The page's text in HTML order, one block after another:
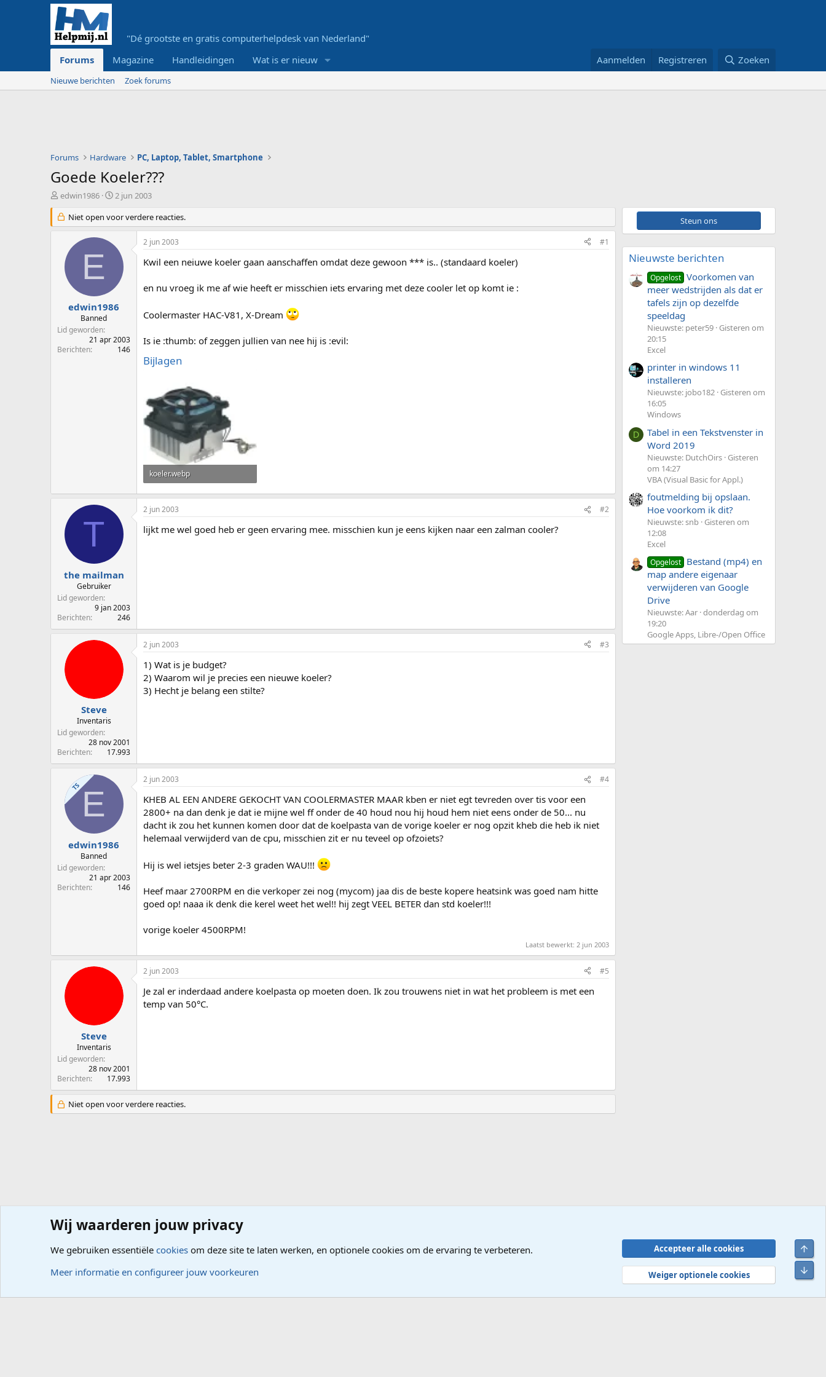
"Dé grootste en gratis computerhelpdesk van Nederland"
Forums
Magazine Handleidingen Wat is er nieuw Aanmelden Registreren Zoeken
Nieuwe berichten Zoek forums
Forums Hardware PC, Laptop, Tablet, Smartphone
Goede Koeler???
O
d
e
r
e
edwin1986
S
a
r
d
u
2 jun 2003
Niet open voor verdere reacties.
E
edwin1986
Banned
Lid geworden
21 apr 2003
Berichten
146
2 jun 2003 #1
Kwil een neiuwe koeler gaan aanschaffen omdat deze gewoon *** is.. (standaard koeler)
en nu vroeg ik me af wie heeft er misschien iets ervaring met deze cooler let op komt ie :
Coolermaster HAC-V81, X-Dream
Is ie :thumb: of zeggen jullien van nee hij is :evil:
Bijlagen
koeler.webp
11,8 KB · Weergaven: 52
T
the mailman
Gebruiker
Lid geworden
9 jan 2003
Berichten
246
2 jun 2003 #2
lijkt me wel goed heb er geen ervaring mee. misschien kun je eens kijken naar een zalman cooler?
Steve
Inventaris
Lid geworden
28 nov 2001
Berichten
17.993
2 jun 2003 #3
1) Wat is je budget?
2) Waarom wil je precies een nieuwe koeler?
3) Hecht je belang een stilte?
TS E
edwin1986
Banned
Lid geworden
21 apr 2003
Berichten
146
2 jun 2003 #4
KHEB AL EEN ANDERE GEKOCHT VAN COOLERMASTER MAAR kben er niet egt tevreden over tis voor een
2800+ na dan denk je dat ie mijne wel ff onder de 40 houd nou hij houd hem niet eens onder de 50... nu
dacht ik zou het kunnen komen door dat de koelpasta van de vorige koeler er nog opzit kheb die heb ik niet
helemaal verwijderd van de cpu, misschien zit er nu teveel op ofzoiets?
Hij is wel ietsjes beter 2-3 graden WAU!!!
Heef maar 2700RPM en die verkoper zei nog (mycom) jaa dis de beste kopere heatsink was goed nam hitte
goed op! naaa ik denk die kerel weet het wel!! hij zegt VEEL BETER dan std koeler!!!
vorige koeler 4500RPM!
Laatst bewerkt: 2 jun 2003
Steve
Inventaris
Lid geworden
28 nov 2001
Berichten
17.993
2 jun 2003 #5
Je zal er inderdaad andere koelpasta op moeten doen. Ik zou trouwens niet in wat het probleem is met een
temp van 50°C.
Niet open voor verdere reacties.
Steun ons
Nieuwste berichten
Opgelost Voorkomen van
meer wedstrijden als dat er
tafels zijn op dezelfde
speeldag
Nieuwste: peter59 Gisteren om
20:15
Excel
printer in windows 11
installeren
Nieuwste: jobo182 Gisteren om
16:05
Windows
D
Tabel in een Tekstvenster in
Word 2019
Nieuwste: DutchOirs Gisteren
om 14:27
VBA (Visual Basic for Appl.)
foutmelding bij opslaan.
Hoe voorkom ik dit?
Nieuwste: snb Gisteren om
12:08
Excel
Opgelost Bestand (mp4) en
map andere eigenaar
verwijderen van Google
Drive
Nieuwste: Aar donderdag om
19:20
Google Apps, Libre-/Open Office
Forums PC, Laptop, Tablet, Smartphone
Voorwaarden en regels Privacybeleid Help
R
S
Wij waarderen jouw privacy
We gebruiken essentiële cookies om deze site te laten werken, en optionele cookies om de ervaring te verbeteren.
Meer informatie en configureer jouw voorkeuren
Accepteer alle cookies
Weiger optionele cookies